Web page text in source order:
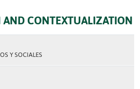
AND CONTEXTUALIZATION
Y SOCIALES